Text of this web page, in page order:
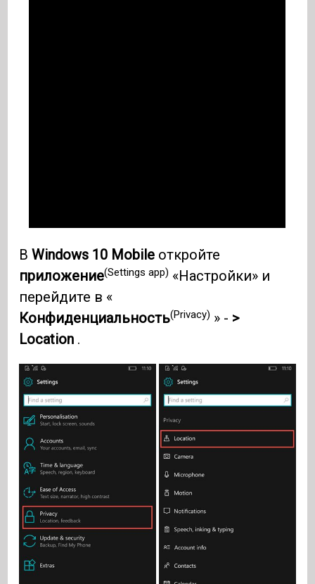
ВWindows 10 Mobile откройте
приложение(Settings app) «Настройки» и
перейдите в «
Конфиденциальность(Privacy) » - >
Location .